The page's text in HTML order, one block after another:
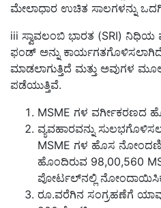
ಮೇಲಾಧಾರ ಉಚಿತ ಸಾಲಗಳನ್ನು
iii ಸ್ವಾವಲಂಬಿ ಭಾರತ (SRI) ನಿಧಿಯ
ಫಂಡ್ ಅನ್ನು
ಮಾಡಲಾಗುತ್ತಿದೆ ಮತ್ತು ಅವುಗಳ
ಪಡೆಯುತ್ತಿವೆ.
MSME ಗಳ ವರ್ಗೀಕರಣದ
ವ್ಯವಹಾರವನ್ನು
MSME ಗಳ ಹೊಸ
ಹೊಂದಿರುವ 98,00,560
ಪೋರ್ಟಲ್‌ನಲ್ಲಿ
ರೂ.ವರೆಗಿನ ಸಂಗ್ರಹಣೆಗೆ